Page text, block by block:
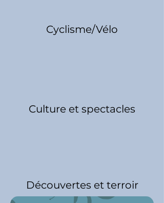
Cyclisme/Vélo
Culture et spectacles
Découvertes et terroir